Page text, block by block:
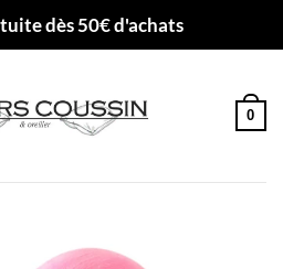
dès 50€ d'achats
0